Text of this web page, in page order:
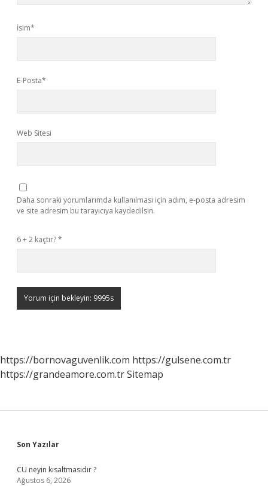
İsim*
E-Posta*
Web Sitesi
Daha sonraki yorumlarımda kullanılması için adım, e-posta adresim
ve site adresim bu tarayıcıya kaydedilsin.
6 + 2 kaçtır?*
https://bornovaguvenlik.com https://gulsene.com.tr
https://grandeamore.com.trSitemap
Sidebar
Son Yazılar
CU neyin kısaltmasıdır ?
Ağustos 6, 2026